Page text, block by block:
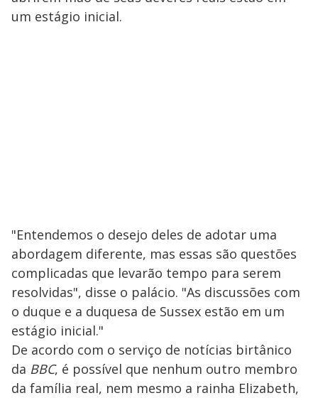
um estágio inicial.
"Entendemos o desejo deles de adotar uma
abordagem diferente, mas essas são questões
complicadas que levarão tempo para serem
resolvidas", disse o palácio. "As discussões com
o duque e a duquesa de Sussex estão em um
estágio inicial."
De acordo com o serviço de notícias birtânico
da BBC, é possível que nenhum outro membro
da família real, nem mesmo a rainha Elizabeth,